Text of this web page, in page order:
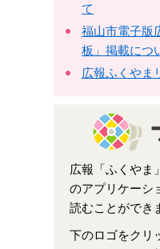
て
福山市電子版
板」掲載につ
広報ふくやま
広報「ふくやま
のアプリケーシ
読むことができ
下のロゴをクリ